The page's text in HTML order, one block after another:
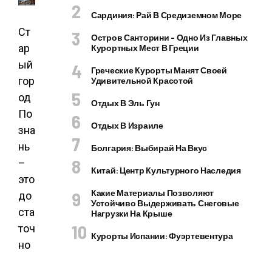
Ст
ар
ый
гор
од
По
зна
нь
–
это
до
ста
точ
но
Сардиния: Рай В Средиземном Море
Остров Санторини – Одно Из Главных
Курортных Мест В Греции
Греческие Курорты Манят Своей
Удивительной Красотой
Отдых В Эль Гун
Отдых В Израиле
Болгария: Выбирай На Вкус
Китай: Центр Культурного Наследия
Какие Материалы Позволяют
Устойчиво Выдерживать Снеговые
Нагрузки На Крыше
Курорты Испании: Фуэртевентура